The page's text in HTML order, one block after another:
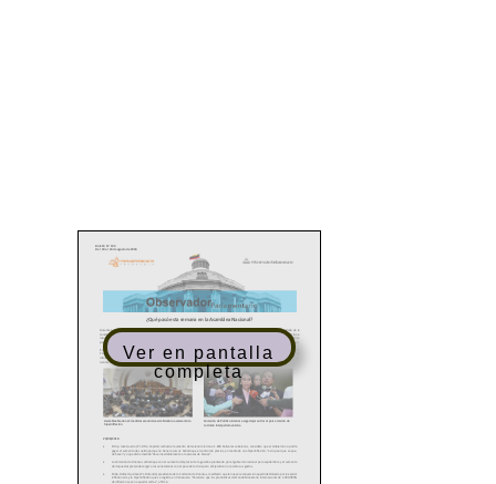
Ver en pantalla
completa